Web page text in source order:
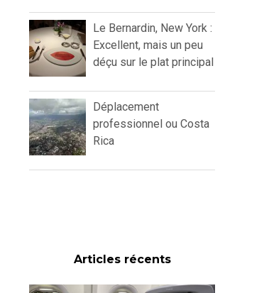
Le Bernardin, New York :
Excellent, mais un peu
déçu sur le plat principal
Déplacement
professionnel ou Costa
Rica
Articles récents